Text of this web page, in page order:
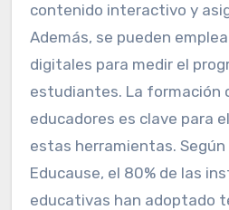
contenido interactivo y
Además, se pueden
digitales para medir el
estudiantes. La formación
educadores es clave para
estas herramientas.
Educause, el 80% de las
educativas han adoptado